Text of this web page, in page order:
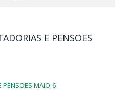
E PENSOES
PENSOES MAIO-6